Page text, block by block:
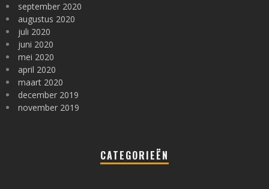
september 2020
augustus 2020
juli 2020
juni 2020
mei 2020
april 2020
maart 2020
december 2019
november 2019
CATEGORIEËN